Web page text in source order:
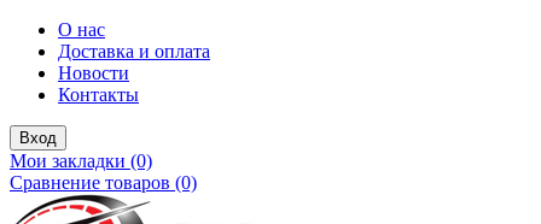
О нас
Доставка и оплата
Новости
Контакты
Вход
Мои закладки (0)
Сравнение товаров (0)